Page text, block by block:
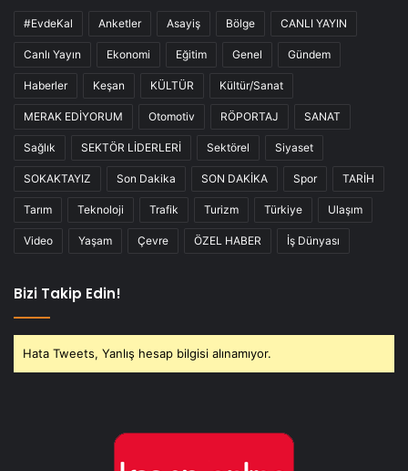
#EvdeKal Anketler Asayiş Bölge CANLI YAYIN
Canlı Yayın Ekonomi Eğitim Genel Gündem
Haberler Keşan KÜLTÜR Kültür/Sanat
MERAK EDİYORUM Otomotiv RÖPORTAJ SANAT
Sağlık SEKTÖR LİDERLERİ Sektörel Siyaset
SOKAKTAYIZ Son Dakika SON DAKİKA Spor TARİH
Tarım Teknoloji Trafik Turizm Türkiye Ulaşım
Video Yaşam Çevre ÖZEL HABER İş Dünyası
Bizi Takip Edin!
Hata Tweets, Yanlış hesap bilgisi alınamıyor.